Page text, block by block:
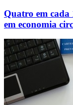
Quatro em
em economia